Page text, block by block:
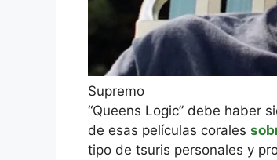
Supremo
“Queens Logic” debe haber
de esas películas corales
tipo de tsuris personales y